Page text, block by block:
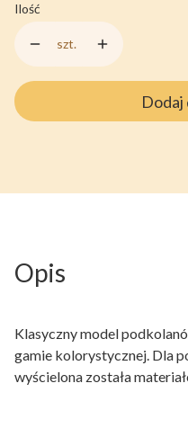
Ilość
szt.
Dodaj
Opis
Klasyczny model
gamie kolorystycznej. Dla
wyścielona została